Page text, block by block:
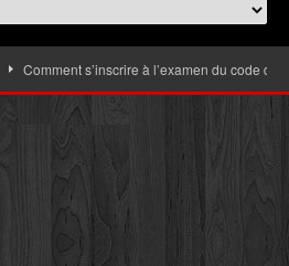
Comment s’inscrire à l’examen du code de la